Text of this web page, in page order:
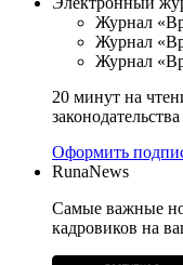
Журнал
Журнал
Журнал
20 минут на
законодательства
Оформить
RunaNews
Самые важные
кадровиков на